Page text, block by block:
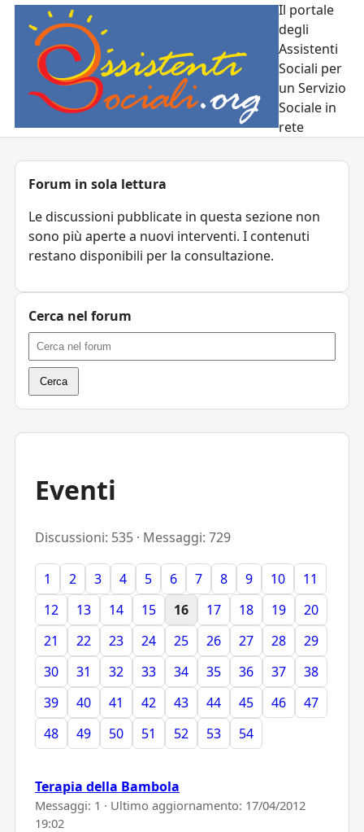
Il portale
degli
Assistenti
Sociali per
un Servizio
Sociale in
rete
Eventi
Discussioni: 535 · Messaggi: 729
1 2 3 4 5 6 7 8 9 10
11
12
13 14 15 16 17 18 19
20
21
22 23 24 25 26 27 28
29
30
31 32 33 34 35 36 37
38
39
40 41 42 43 44 45 46
47
48
49 50 51 52 53 54
Terapia della Bambola
Messaggi: 1 · Ultimo aggiornamento: 17/04/2012
19:02
Forum in sola lettura
Le discussioni pubblicate in questa sezione non
sono più aperte a nuovi interventi. I contenuti
restano disponibili per la consultazione.
Cerca nel forum
Cerca